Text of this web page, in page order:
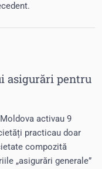
asigurări pentru
activau 9
practicau doar
compozită
„asigurări generale”